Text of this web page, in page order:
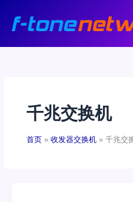
千兆交换机
首页 收发器交换机 千兆交